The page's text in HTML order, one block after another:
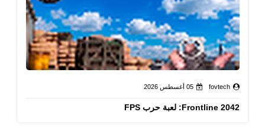
fovtech 05 أغسطس 2026
Frontline 2042: لعبة حرب FPS